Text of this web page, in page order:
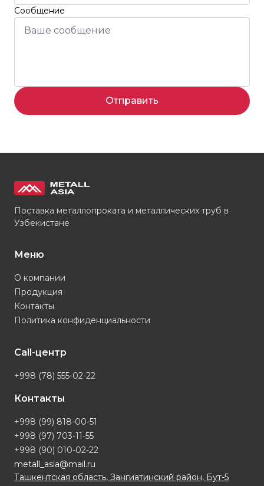
Сообщение
Отправить
Поставка металлопроката и металлических труб в
Узбекистане
Меню
О компании
Продукция
Контакты
Политика конфиденциальности
Call-центр
+998 (78) 555-02-22
Контакты
+998 (99) 818-00-51
+998 (97) 703-11-55
+998 (90) 010-02-22
metall_asia@mail.ru
Ташкентская область, Зангиатинский район, Бут-5